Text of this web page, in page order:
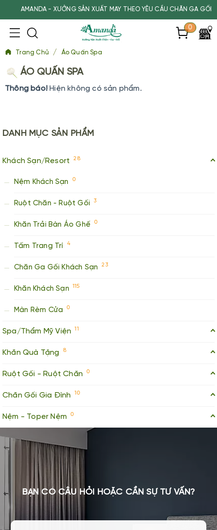
AMANDA - XƯỞNG SẢN XUẤT MAY THEO YÊU CẦU CHĂN GA GỐI
0
Trang Chủ / Áo Quấn Spa
DANH MỤC SẢN PHẨM
Khách Sạn/Resort 28
Nệm Khách Sạn 0
Ruột Chăn - Ruột Gối 3
Khăn Trải Bàn Áo Ghế 0
Tấm Trang Trí 4
Chăn Ga Gối Khách Sạn 23
Khăn Khách Sạn 115
Màn Rèm Cửa 0
Spa/Thẩm Mỹ Viện 11
Khăn Quà Tặng 8
Ruột Gối - Ruột Chăn 0
Chăn Gối Gia Đình 10
Nệm - Toper Nệm 0
ÁO QUẤN SPA
Thông báo! Hiện không có sản phẩm.
BẠN CÓ CÂU HỎI HOẶC CẦN SỰ TƯ VẤN?